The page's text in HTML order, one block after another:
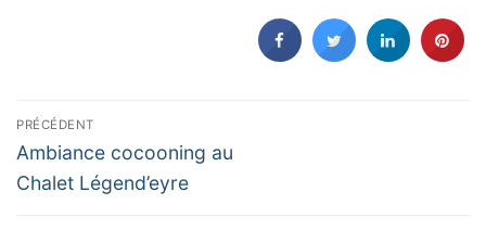
Navigation
de
l’article
PRÉCÉDENT
Previous
post:
Ambiance cocooning au
Chalet Légend’eyre